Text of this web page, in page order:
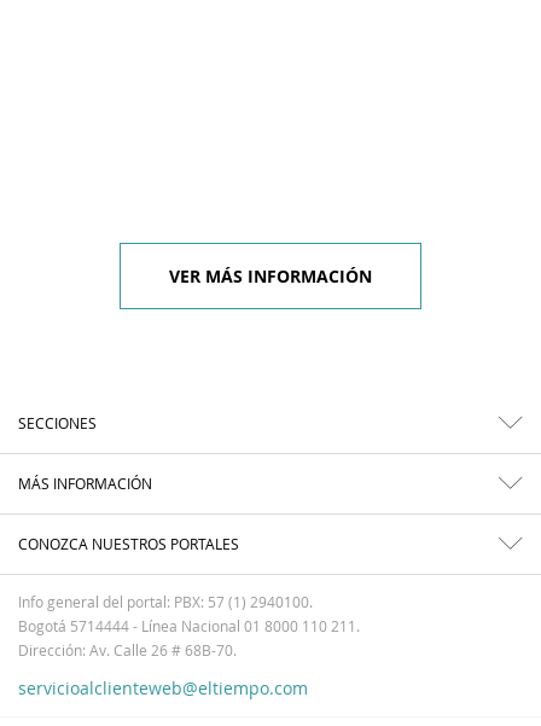
VER MÁS INFORMACIÓN
SECCIONES
MÁS INFORMACIÓN
CONOZCA NUESTROS PORTALES
Info general del portal: PBX: 57 (1) 2940100.
Bogotá 5714444 - Línea Nacional 01 8000 110 211.
Dirección: Av. Calle 26 # 68B-70.
servicioalclienteweb@eltiempo.com